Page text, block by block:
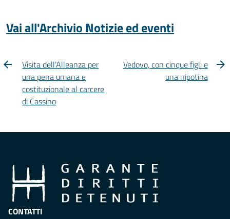
Vai all'Archivio Notizie ed eventi
Visita dell’Alleanza per
una pena umana e
costituzionale al carcere
di Cassino
Vedovo, con cinque figli e
una nipotina
CONTATTI